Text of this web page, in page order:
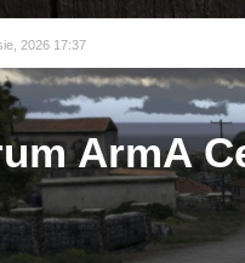
2026 17:37
ArmA